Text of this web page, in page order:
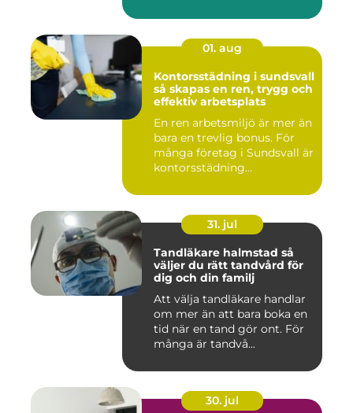
01. aug
Kontorsstädning i sundsvall
så skapas en ren, trygg och
effektiv arbetsplats
En ren arbetsmiljö är mer än
bara en trevlig bonus. För
många företag i Sundsvall är
kontorsstädning...
31. jul
Tandläkare halmstad så
väljer du rätt tandvård för
dig och din familj
Att välja tandläkare handlar
om mer än att bara boka en
tid när en tand gör ont. För
många är tandvå...
30. jul